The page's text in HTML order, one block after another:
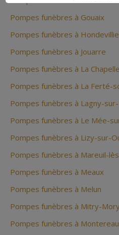
Pompes funèbres à Gouaix
Pompes funèbres à
Pompes funèbres à Jouarre
Pompes funèbres à La
Pompes funèbres à La Ferté-
Pompes funèbres à Lagny-
Pompes funèbres à Le Mée-
Pompes funèbres à Lizy-sur-
Pompes funèbres à Mareuil-
Pompes funèbres à Meaux
Pompes funèbres à Melun
Pompes funèbres à Mitry-
Pompes funèbres à